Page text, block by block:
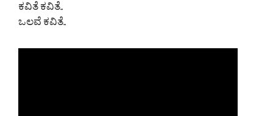
ಕವಿತೆ ಕವಿತೆ..
ಒಲವೆ ಕವಿತೆ..